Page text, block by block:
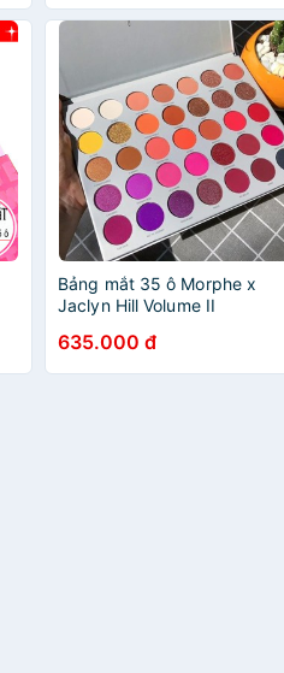
Bảng mắt 35 ô Morphe x
Jaclyn Hill Volume II
635.000 đ